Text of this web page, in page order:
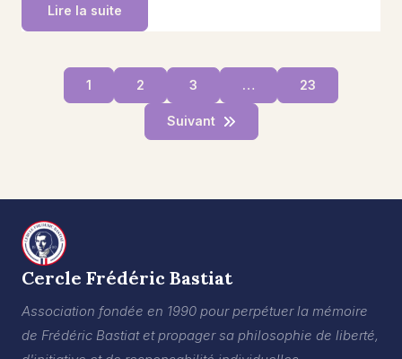
Lire la suite
1 2 3 … 23
Suivant
Cercle Frédéric Bastiat
Association fondée en 1990 pour perpétuer la mémoire
de Frédéric Bastiat et propager sa philosophie de liberté,